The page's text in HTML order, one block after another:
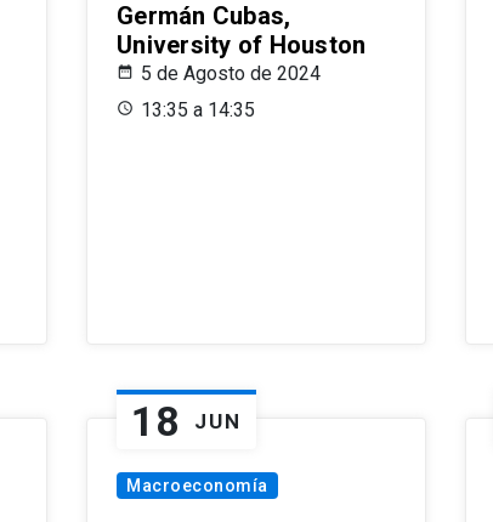
Germán Cubas,
University of Houston
5 de Agosto de 2024
13:35 a 14:35
18 JUN
Macroeconomía